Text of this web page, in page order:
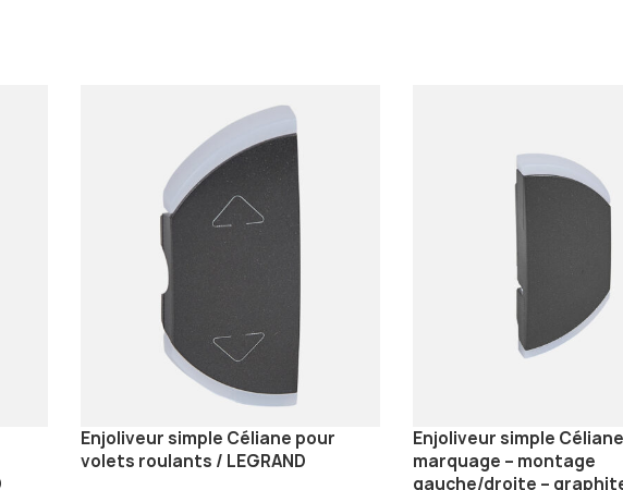
Enjoliveur simple Céliane pour
volets roulants / LEGRAND
Enjoliveur simple
marquage – montage
gauche/droite –